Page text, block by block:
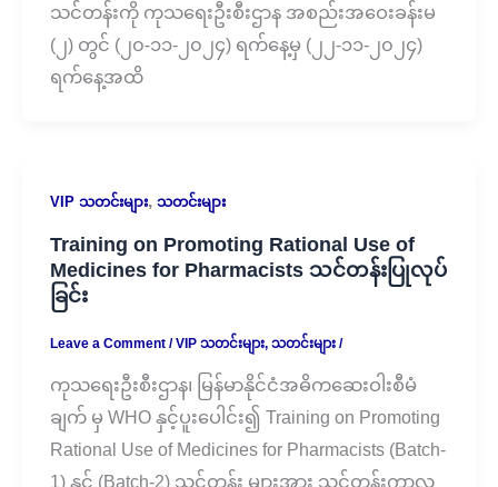
သင်တန်းကို ကုသရေးဦးစီးဌာန အစည်းအ‌ဝေးခန်းမ
(၂) တွင် (၂၀-၁၁-၂၀၂၄) ရက်နေ့မှ (၂၂-၁၁-၂၀၂၄)
ရက်နေ့အထိ
VIP သတင်းများ, သတင်းများ
Training on Promoting Rational Use of
Medicines for Pharmacists သင်တန်းပြုလုပ်
ခြင်း
Leave a Comment /VIP သတင်းများ, သတင်းများ/
ကုသရေးဦးစီးဌာန၊ မြန်မာနိုင်ငံအဓိကဆေးဝါးစီမံ
ချက် မှ WHO နှင့်ပူးပေါင်း၍ Training on Promoting
Rational Use of Medicines for Pharmacists (Batch-
1) နှင့် (Batch-2) သင်တန်း များအား သင်တန်းကာလ